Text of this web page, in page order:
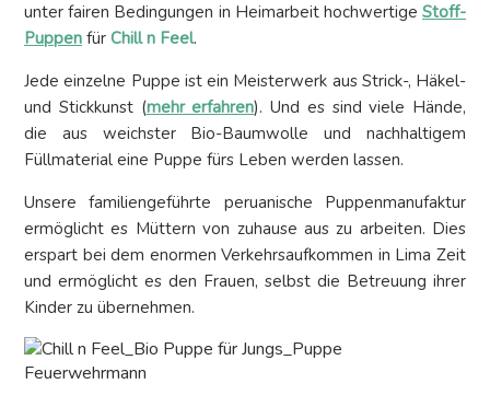
unter fairen Bedingungen in Heimarbeit hochwertige Stoff-
Puppen für Chill n Feel.
Jede einzelne Puppe ist ein Meisterwerk aus Strick-, Häkel-
und Stickkunst (mehr erfahren). Und es sind viele Hände,
die aus weichster Bio-Baumwolle und nachhaltigem
Füllmaterial eine Puppe fürs Leben werden lassen.
Unsere familiengeführte peruanische Puppenmanufaktur
ermöglicht es Müttern von zuhause aus zu arbeiten. Dies
erspart bei dem enormen Verkehrsaufkommen in Lima Zeit
und ermöglicht es den Frauen, selbst die Betreuung ihrer
Kinder zu übernehmen.